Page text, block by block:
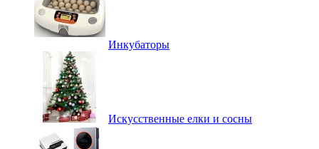
Инкубаторы
Искусственные елки и сосны